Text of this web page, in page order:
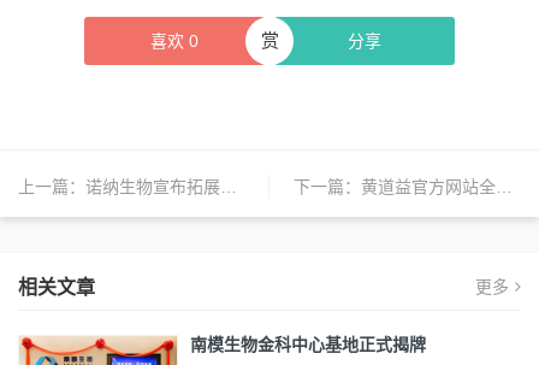
喜欢 0 分享
赏
上一篇： 诺纳生物宣布拓展其一体化药物发现与开发框架 下一篇： 黄道益官方网站全面升级
相关文章 更多
南模生物金科中心基地正式揭牌